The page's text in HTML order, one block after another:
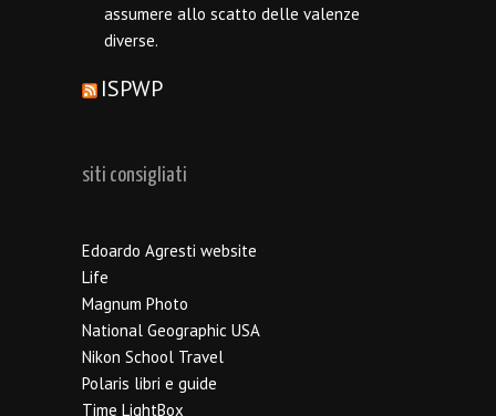
assumere allo scatto delle valenze
diverse.
ISPWP
siti consigliati
Edoardo Agresti website
Life
Magnum Photo
National Geographic USA
Nikon School Travel
Polaris libri e guide
Time LightBox